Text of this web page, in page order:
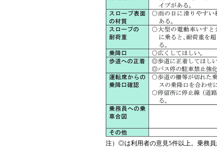
注）◎は利用者の意見5件以上。乗務